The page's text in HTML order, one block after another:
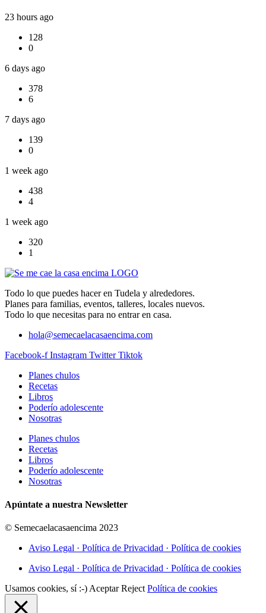
23 hours ago
128
0
6 days ago
378
6
7 days ago
139
0
1 week ago
438
4
1 week ago
320
1
Todo lo que puedes hacer en Tudela y alrededores.
Planes para familias, eventos, talleres, locales nuevos.
Todo lo que necesitas para no entrar en casa.
hola@semecaelacasaencima.com
Facebook-f Instagram Twitter Tiktok
Planes chulos
Recetas
Libros
Poderío adolescente
Nosotras
Planes chulos
Recetas
Libros
Poderío adolescente
Nosotras
Apúntate a nuestra Newsletter
© Semecaelacasaencima 2023
Aviso Legal · Política de Privacidad · Política de cookies
Aviso Legal · Política de Privacidad · Política de cookies
Usamos cookies, sí :-) Aceptar Reject Política de cookies